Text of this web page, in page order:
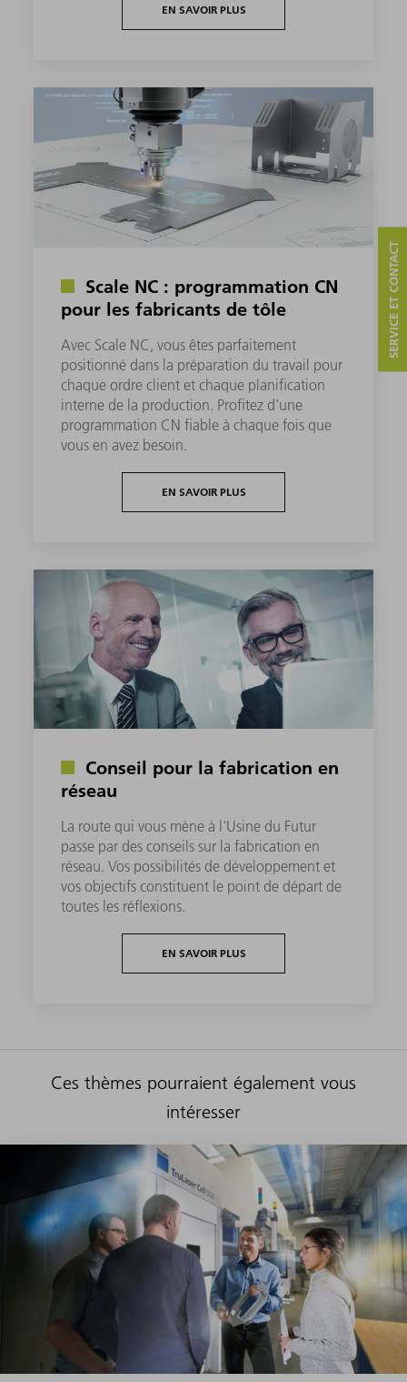
EN SAVOIR PLUS
Scale NC : programmation CN
pour les fabricants de tôle
Avec Scale NC, vous êtes parfaitement
positionné dans la préparation du travail pour
chaque ordre client et chaque planification
interne de la production. Profitez d'une
programmation CN fiable à chaque fois que
vous en avez besoin.
EN SAVOIR PLUS
Conseil pour la fabrication en
réseau
La route qui vous mène à l'Usine du Futur
passe par des conseils sur la fabrication en
réseau. Vos possibilités de développement et
vos objectifs constituent le point de départ de
toutes les réflexions.
EN SAVOIR PLUS
Ces thèmes pourraient également vous
intéresser
SERVICE ET CONTACT